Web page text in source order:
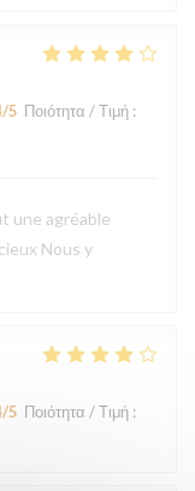
/5 Ποιότητα / Τιμή :
une agréable
Nous y
/5 Ποιότητα / Τιμή :